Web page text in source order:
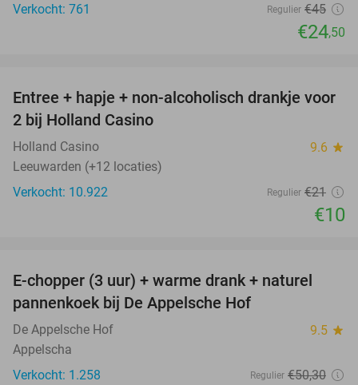
Verkocht: 761
Regulier €45
€24,50
52%
Entree + hapje + non-alcoholisch drankje voor
2 bij Holland Casino
Holland Casino 9.6 star
Leeuwarden (+12 locaties)
Verkocht: 10.922
Regulier €21
€10
40%
E-chopper (3 uur) + warme drank + naturel
pannenkoek bij De Appelsche Hof
De Appelsche Hof 9.5 star
Appelscha
Verkocht: 1.258
Regulier €50,30